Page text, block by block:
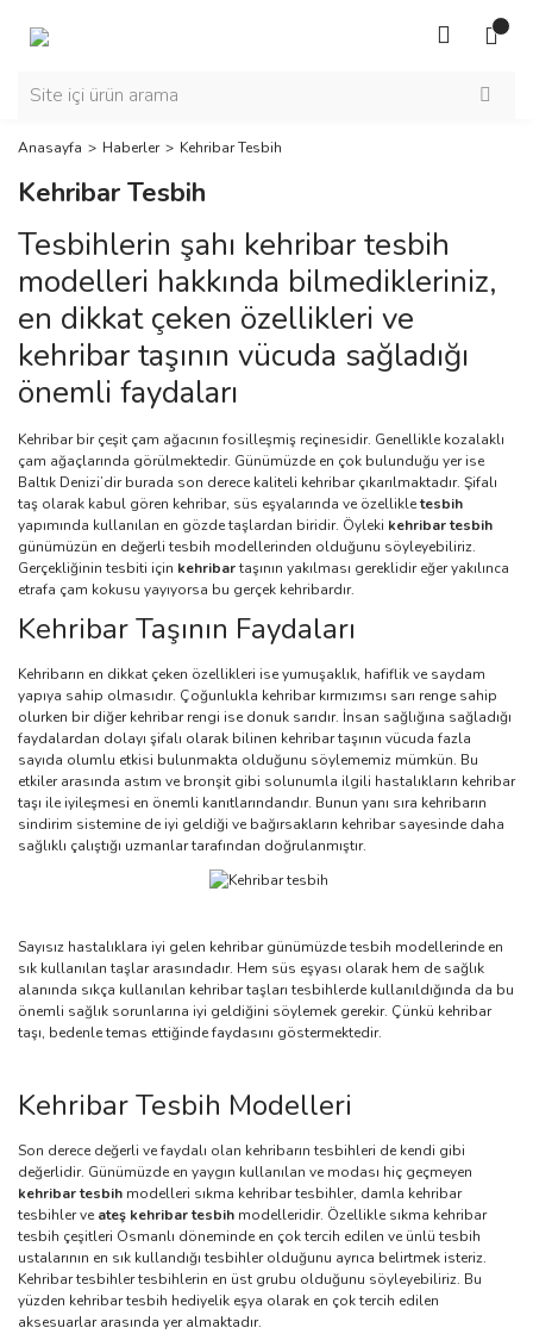
Anasayfa Haberler Kehribar Tesbih
Kehribar Tesbih
Tesbihlerin şahı kehribar tesbih
modelleri hakkında bilmedikleriniz,
en dikkat çeken özellikleri ve
kehribar taşının vücuda sağladığı
önemli faydaları
Kehribar bir çeşit çam ağacının fosilleşmiş reçinesidir. Genellikle kozalaklı
çam ağaçlarında görülmektedir. Günümüzde en çok bulunduğu yer ise
Baltık Denizi’dir burada son derece kaliteli kehribar çıkarılmaktadır. Şifalı
taş olarak kabul gören kehribar, süs eşyalarında ve özellikletesbih
yapımında kullanılan en gözde taşlardan biridir. Öyleki kehribar tesbih
günümüzün en değerli tesbih modellerinden olduğunu söyleyebiliriz.
Gerçekliğinin tesbiti için kehribartaşının yakılması gereklidir eğer yakılınca
etrafa çam kokusu yayıyorsa bu gerçek kehribardır.
Kehribar Taşının Faydaları
Kehribarın en dikkat çeken özellikleri ise yumuşaklık, hafiflik ve saydam
yapıya sahip olmasıdır. Çoğunlukla kehribar kırmızımsı sarı renge sahip
olurken bir diğer kehribar rengi ise donuk sarıdır. İnsan sağlığına sağladığı
faydalardan dolayı şifalı olarak bilinen kehribar taşının vücuda fazla
sayıda olumlu etkisi bulunmakta olduğunu söylememiz mümkün. Bu
etkiler arasında astım ve bronşit gibi solunumla ilgili hastalıkların kehribar
taşı ile iyileşmesi en önemli kanıtlarındandır. Bunun yanı sıra kehribarın
sindirim sistemine de iyi geldiği ve bağırsakların kehribar sayesinde daha
sağlıklı çalıştığı uzmanlar tarafından doğrulanmıştır.
Sayısız hastalıklara iyi gelen kehribar günümüzde tesbih modellerinde en
sık kullanılan taşlar arasındadır. Hem süs eşyası olarak hem de sağlık
alanında sıkça kullanılan kehribar taşları tesbihlerde kullanıldığında da bu
önemli sağlık sorunlarına iyi geldiğini söylemek gerekir. Çünkü kehribar
taşı, bedenle temas ettiğinde faydasını göstermektedir.
Kehribar Tesbih Modelleri
Son derece değerli ve faydalı olan kehribarın tesbihleri de kendi gibi
değerlidir. Günümüzde en yaygın kullanılan ve modası hiç geçmeyen
kehribar tesbih modelleri sıkma kehribar tesbihler, damla kehribar
tesbihler ve ateş kehribar tesbih modelleridir. Özellikle sıkma kehribar
tesbih çeşitleri Osmanlı döneminde en çok tercih edilen ve ünlü tesbih
ustalarının en sık kullandığı tesbihler olduğunu ayrıca belirtmek isteriz.
Kehribar tesbihler tesbihlerin en üst grubu olduğunu söyleyebiliriz. Bu
yüzden kehribar tesbih hediyelik eşya olarak en çok tercih edilen
aksesuarlar arasında yer almaktadır.